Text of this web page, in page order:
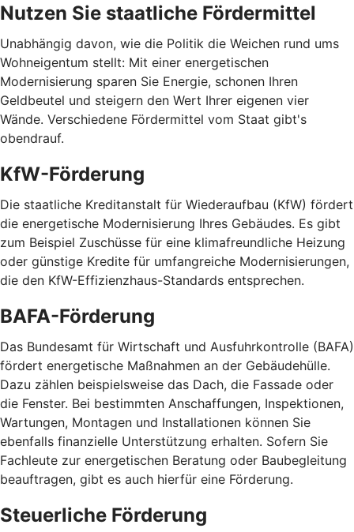
Nutzen Sie staatliche Fördermittel
Unabhängig davon, wie die Politik die Weichen rund ums
Wohnei­gentum stellt: Mit einer energetischen
Modernisierung sparen Sie Energie, schonen Ihren
Geldbeutel und steigern den Wert Ihrer eigenen vier
Wände. Verschiedene Fördermittel vom Staat gibt's
obendrauf.
KfW-Förderung
Die staatliche Kreditanstalt für Wiederaufbau (KfW) fördert
die energetische Modernisierung Ihres Gebäudes. Es gibt
zum Beispiel Zuschüsse für eine klimafreundliche Heizung
oder günstige Kredite für umfangreiche Modernisierungen,
die den KfW-Effizienzhaus-Standards entsprechen.
BAFA-Förderung
Das Bundesamt für Wirtschaft und Ausfuhrkontrolle (BAFA)
fördert energetische Maßnahmen an der Gebäudehülle.
Dazu zählen beispielsweise das Dach, die Fassade oder
die Fenster. Bei bestimmten Anschaffungen, Inspektionen,
Wartungen, Montagen und Installationen können Sie
ebenfalls finanzielle Unterstützung erhalten. Sofern Sie
Fachleute zur energetischen Beratung oder Baubegleitung
beauftragen, gibt es auch hierfür eine Förderung.
Steuerliche Förderung